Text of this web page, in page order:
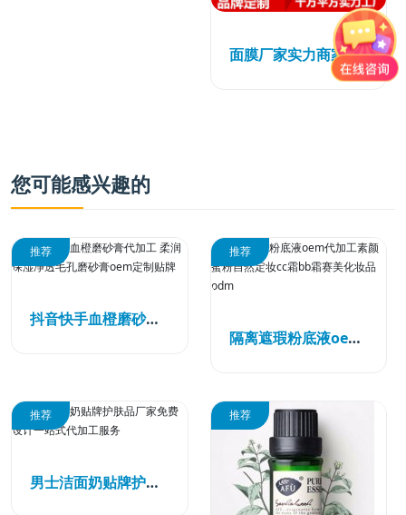
面膜厂家实力商家免费打样一站式加工服务
您可能感兴趣的
推荐
抖音快手血橙磨砂膏代加工 柔润保湿净透毛孔磨砂膏oem定制贴牌
推荐
隔离遮瑕粉底液oem代加工素颜蜜粉自然定妆cc霜bb霜赛美化妆品odm
推荐
男士洁面奶贴牌护肤品厂家免费设计一站式代加工服务
推荐